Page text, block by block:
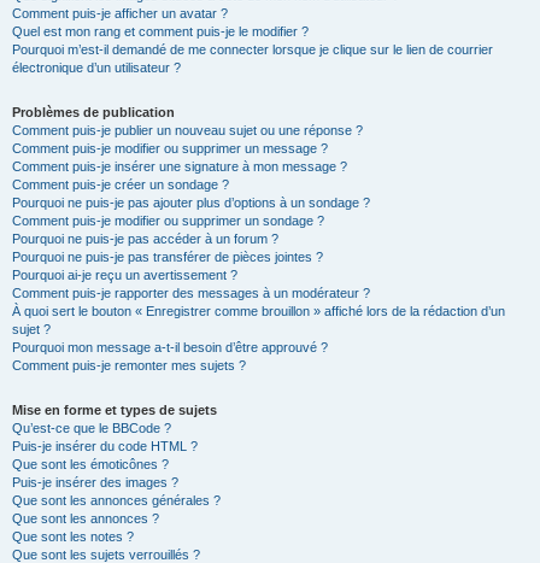
Comment puis-je afficher un avatar ?
Quel est mon rang et comment puis-je le modifier ?
Pourquoi m’est-il demandé de me connecter lorsque je clique sur le lien de courrier
électronique d’un utilisateur ?
Problèmes de publication
Comment puis-je publier un nouveau sujet ou une réponse ?
Comment puis-je modifier ou supprimer un message ?
Comment puis-je insérer une signature à mon message ?
Comment puis-je créer un sondage ?
Pourquoi ne puis-je pas ajouter plus d’options à un sondage ?
Comment puis-je modifier ou supprimer un sondage ?
Pourquoi ne puis-je pas accéder à un forum ?
Pourquoi ne puis-je pas transférer de pièces jointes ?
Pourquoi ai-je reçu un avertissement ?
Comment puis-je rapporter des messages à un modérateur ?
À quoi sert le bouton « Enregistrer comme brouillon » affiché lors de la rédaction d’un
sujet ?
Pourquoi mon message a-t-il besoin d’être approuvé ?
Comment puis-je remonter mes sujets ?
Mise en forme et types de sujets
Qu’est-ce que le BBCode ?
Puis-je insérer du code HTML ?
Que sont les émoticônes ?
Puis-je insérer des images ?
Que sont les annonces générales ?
Que sont les annonces ?
Que sont les notes ?
Que sont les sujets verrouillés ?